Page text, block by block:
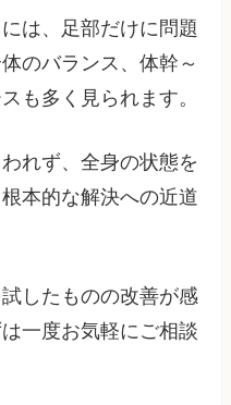
は、足部だけに問題
のバランス、体幹～
も多く見られます。
れず、全身の状態を
本的な解決への近道
したものの改善が感
一度お気軽にご相談